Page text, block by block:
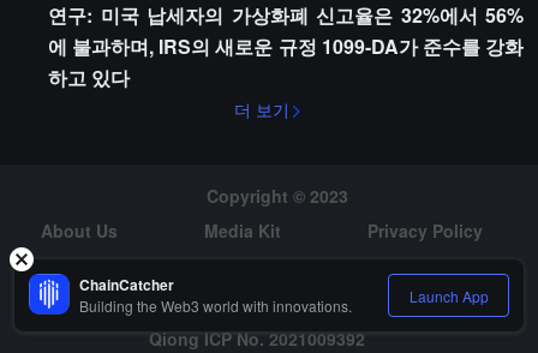
연구: 미국 납세자의 가상화폐 신고율은 32%에서 56%
에 불과하며, IRS의 새로운 규정 1099-DA가 준수를 강화
하고 있다
더 보기
Copyright © 2023
About Us
Media Kit
Privacy Policy
Risk Warning
Hiring
Qiong ICP No. 2021009392
ChainCatcher
Building the Web3 world with innovations. Launch App